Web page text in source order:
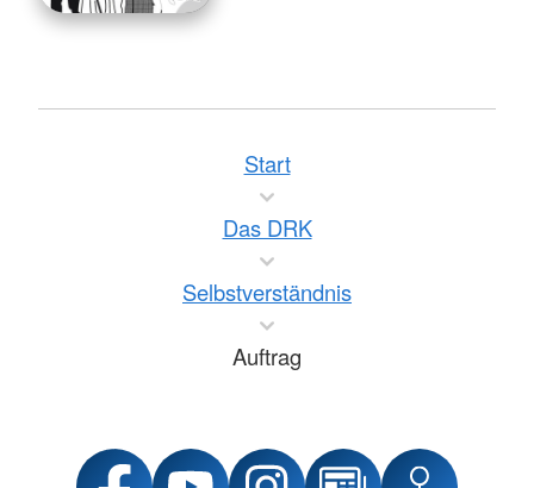
Start
Das DRK
Selbstverständnis
Auftrag